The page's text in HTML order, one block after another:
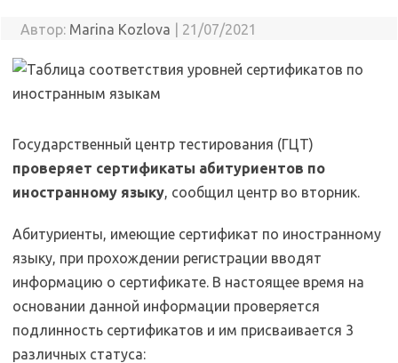
Автор: Marina Kozlova 21/07/2021
Государственный центр тестирования (ГЦТ)
проверяет сертификаты абитуриентов по
иностранному языку, сообщил центр во вторник.
Абитуриенты, имеющие сертификат по иностранному
языку, при прохождении регистрации вводят
информацию о сертификате. В настоящее время на
основании данной информации проверяется
подлинность сертификатов и им присваивается 3
различных статуса: